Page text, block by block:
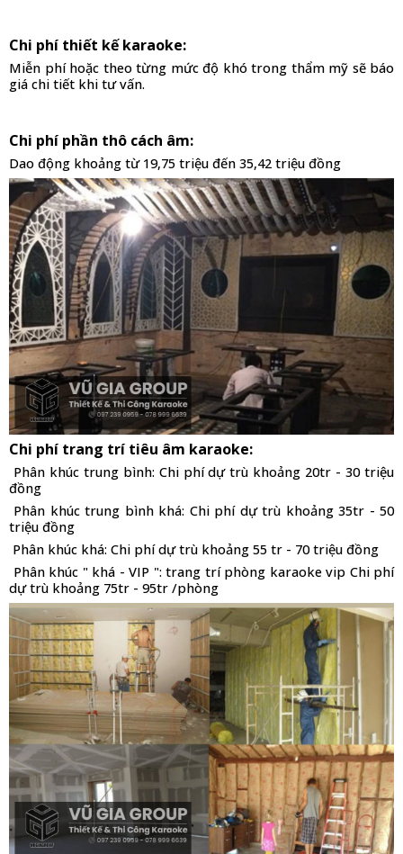
Chi phí thiết kế karaoke:
Miễn phí hoặc theo từng mức độ khó trong thẩm mỹ sẽ báo
giá chi tiết khi tư vấn.
Chi phí phần thô cách âm:
Dao động khoảng từ 19,75 triệu đến 35,42 triệu đồng
Chi phí trang trí tiêu âm karaoke:
Phân khúc trung bình: Chi phí dự trù khoảng 20tr - 30 triệu
đồng
Phân khúc trung bình khá: Chi phí dự trù khoảng 35tr - 50
triệu đồng
Phân khúc khá: Chi phí dự trù khoảng 55 tr - 70 triệu đồng
Phân khúc " khá - VIP ": trang trí phòng karaoke vip Chi phí
dự trù khoảng 75tr - 95tr /phòng